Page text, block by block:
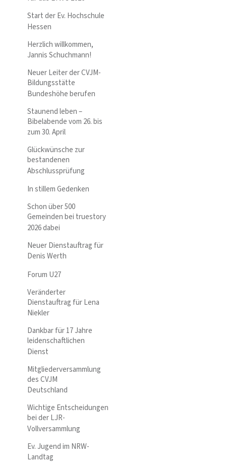
Start der Ev. Hochschule
Hessen
Herzlich willkommen,
Jannis Schuchmann!
Neuer Leiter der CVJM-
Bildungsstätte
Bundeshöhe berufen
Staunend leben –
Bibelabende vom 26. bis
zum 30. April
Glückwünsche zur
bestandenen
Abschlussprüfung
In stillem Gedenken
Schon über 500
Gemeinden bei truestory
2026 dabei
Neuer Dienstauftrag für
Denis Werth
Forum U27
Veränderter
Dienstauftrag für Lena
Niekler
Dankbar für 17 Jahre
leidenschaftlichen
Dienst
Mitgliederversammlung
des CVJM
Deutschland
Wichtige Entscheidungen
bei der LJR-
Vollversammlung
Ev. Jugend im NRW-
Landtag